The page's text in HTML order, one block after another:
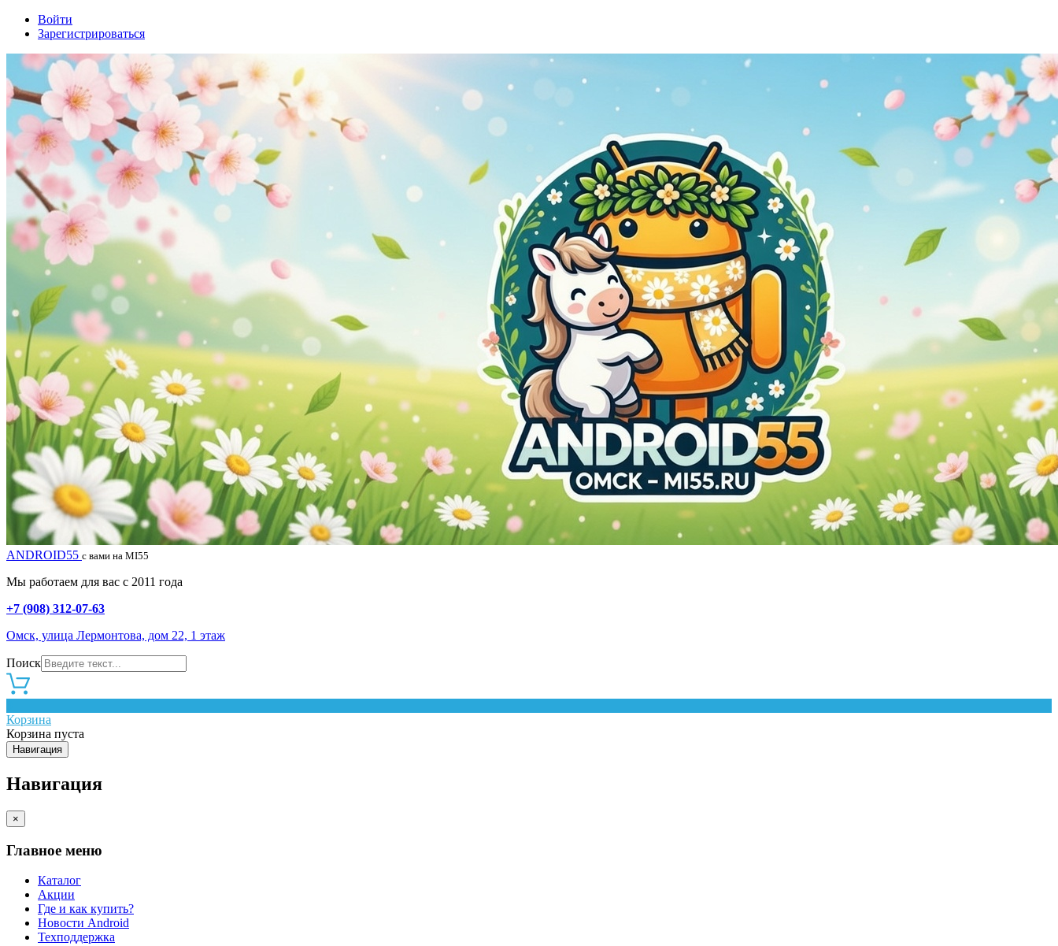
Войти
Зарегистрироваться
ANDROID55 с вами на MI55
Мы работаем для вас с 2011 года
+7 (908) 312-07-63
Омск, улица Лермонтова, дом 22, 1 этаж
Поиск
Корзина
Корзина пуста
Навигация
Навигация
×
Главное меню
Каталог
Акции
Где и как купить?
Новости Android
Техподдержка